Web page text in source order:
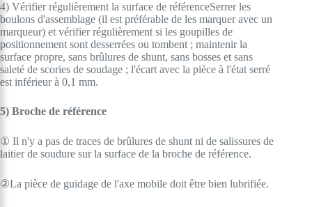
4) Vérifier régulièrement la surface de référenceSerrer les
boulons d'assemblage (il est préférable de les marquer avec un
marqueur) et vérifier régulièrement si les goupilles de
positionnement sont desserrées ou tombent ; maintenir la
surface propre, sans brûlures de shunt, sans bosses et sans
saleté de scories de soudage ; l'écart avec la pièce à l'état serré
est inférieur à 0,1 mm.
5) Broche de référence
① Il n'y a pas de traces de brûlures de shunt ni de salissures de
laitier de soudure sur la surface de la broche de référence.
②La pièce de guidage de l'axe mobile doit être bien lubrifiée.